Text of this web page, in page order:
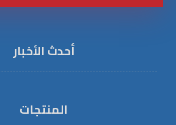
أحدث الأخبار
المنتجات